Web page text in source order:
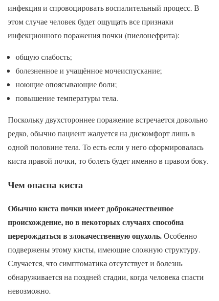
инфекция и спровоцировать воспалительный процесс. В
этом случае человек будет ощущать все признаки
инфекционного поражения почки (пиелонефрита):
общую слабость;
болезненное и учащённое мочеиспускание;
ноющие опоясывающие боли;
повышение температуры тела.
Поскольку двухстороннее поражение встречается довольно
редко, обычно пациент жалуется на дискомфорт лишь в
одной половине тела. То есть если у него сформировалась
киста правой почки, то болеть будет именно в правом боку.
Чем опасна киста
Обычно киста почки имеет доброкачественное
происхождение, но в некоторых случаях способна
перерождаться в злокачественную опухоль.Особенно
подвержены этому кисты, имеющие сложную структуру.
Случается, что симптоматика отсутствует и болезнь
обнаруживается на поздней стадии, когда человека спасти
невозможно.